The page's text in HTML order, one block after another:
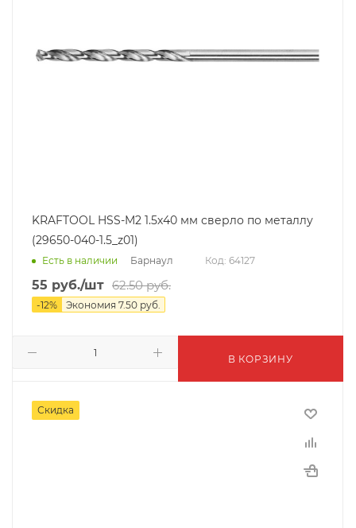
KRAFTOOL HSS-M2 1.5х40 мм сверло по металлу
(29650-040-1.5_z01)
Есть в наличии Барнаул Код: 64127
55 руб./шт 62.50руб.
-12% Экономия 7.50 руб.
В КОРЗИНУ
Скидка